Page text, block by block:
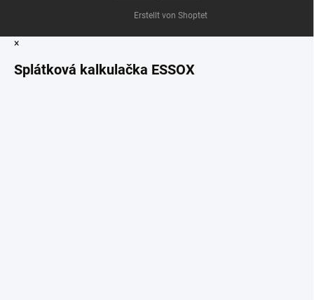
Erstellt von Shoptet
×
Splátková kalkulačka ESSOX